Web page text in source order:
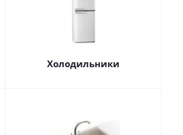
Холодильники